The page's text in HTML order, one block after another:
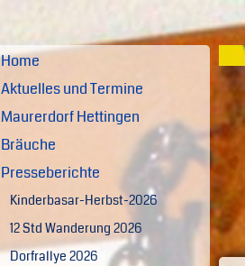
Home
Aktuelles und Termine
Maurerdorf Hettingen
Bräuche
Presseberichte
Kinderbasar-Herbst-2026
12 Std Wanderung 2026
Dorfrallye 2026